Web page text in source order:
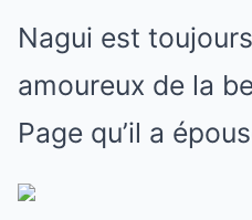
Nagui est
amoureux de la
Page qu’il a